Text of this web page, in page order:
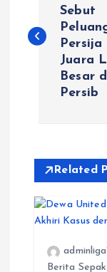
s
v
Sebut
Persija
Juara
Besar
Persib
Related
Berita